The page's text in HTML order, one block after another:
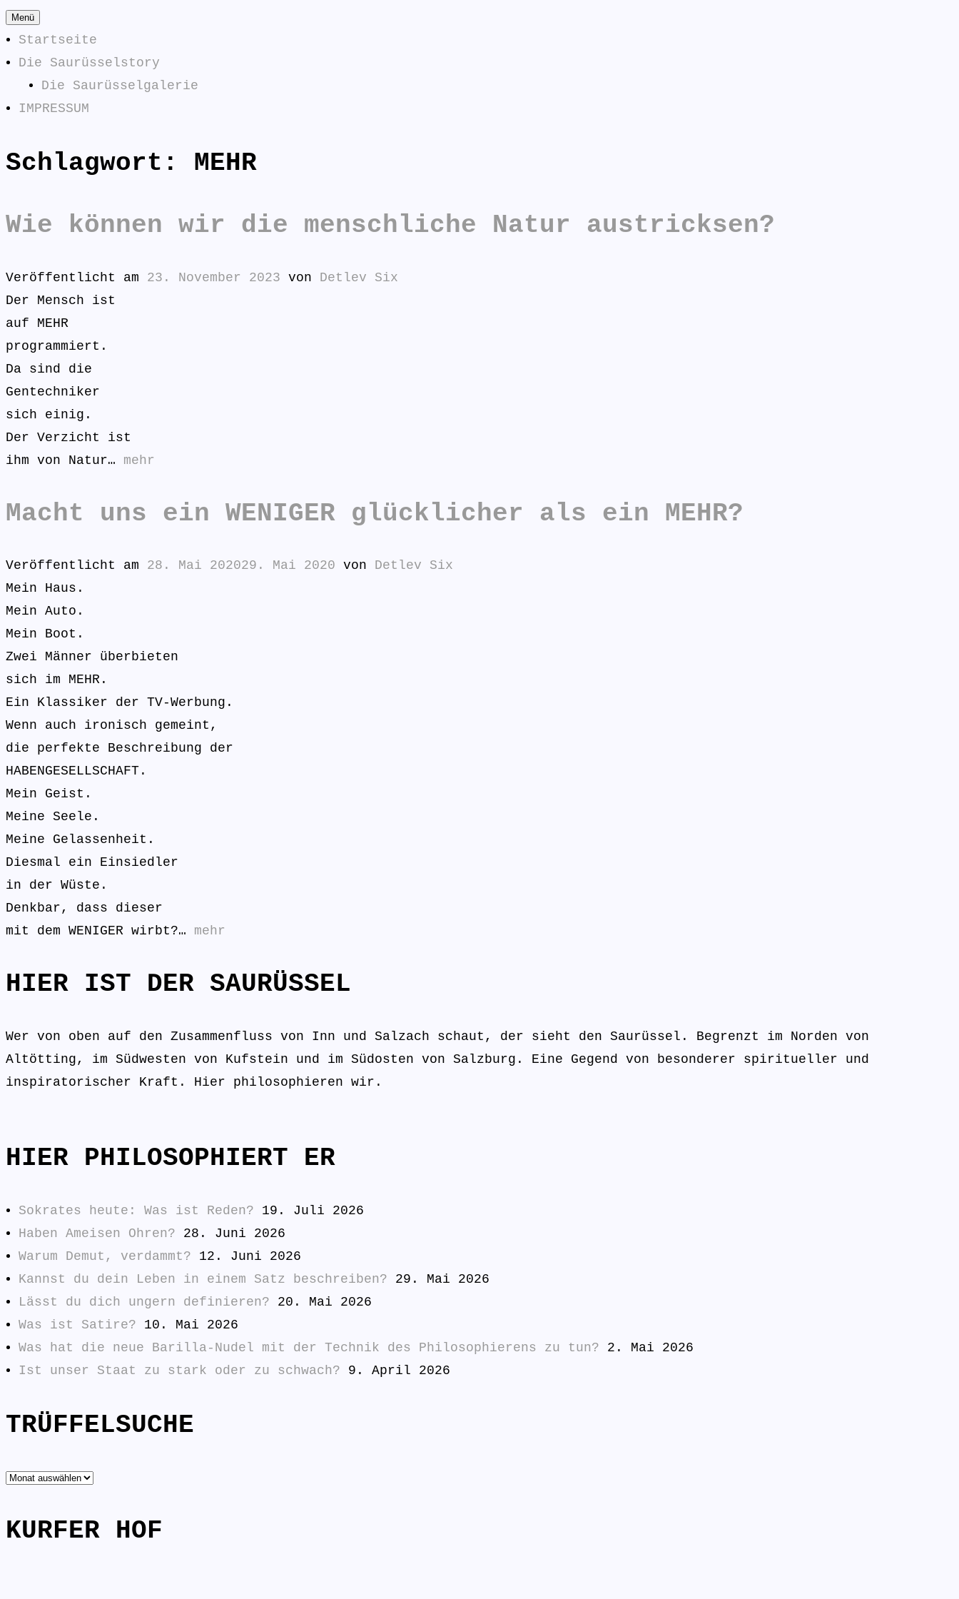
Zum
Inhalt
springen
Menü
Startseite
Die Saurüsselstory
Die Saurüsselgalerie
IMPRESSUM
SAURÜSSELPHILOSOPHEN
Die Saurüsselphilosophen antworten:
Schlagwort: MEHR
Wie können wir die menschliche Natur austricksen?
Veröffentlicht am 23. November 2023 von Detlev Six
Der Mensch ist
auf MEHR
programmiert.
Da sind die
Gentechniker
sich einig.
Der Verzicht ist
ihm von Natur… mehr
Macht uns ein WENIGER glücklicher als ein MEHR?
Veröffentlicht am 28. Mai 202029. Mai 2020 von Detlev Six
Mein Haus.
Mein Auto.
Mein Boot.
Zwei Männer überbieten
sich im MEHR.
Ein Klassiker der TV-Werbung.
Wenn auch ironisch gemeint,
die perfekte Beschreibung der
HABENGESELLSCHAFT.
Mein Geist.
Meine Seele.
Meine Gelassenheit.
Diesmal ein Einsiedler
in der Wüste.
Denkbar, dass dieser
mit dem WENIGER wirbt?… mehr
HIER IST DER SAURÜSSEL
Wer von oben auf den Zusammenfluss von Inn und Salzach schaut, der sieht den Saurüssel. Begrenzt im Norden von
Altötting, im Südwesten von Kufstein und im Südosten von Salzburg. Eine Gegend von besonderer spiritueller und
inspiratorischer Kraft. Hier philosophieren wir.
HIER PHILOSOPHIERT ER
Sokrates heute: Was ist Reden?
19. Juli 2026
Haben Ameisen Ohren?
28. Juni 2026
Warum Demut, verdammt?
12. Juni 2026
Kannst du dein Leben in einem Satz beschreiben?
29. Mai 2026
Lässt du dich ungern definieren?
20. Mai 2026
Was ist Satire?
10. Mai 2026
Was hat die neue Barilla-Nudel mit der Technik des Philosophierens zu tun?
2. Mai 2026
Ist unser Staat zu stark oder zu schwach?
9. April 2026
TRÜFFELSUCHE
TRÜFFELSUCHE
KURFER HOF